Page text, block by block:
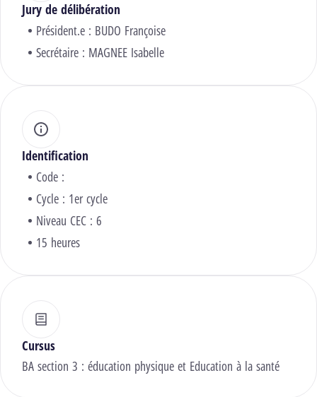
Jury de délibération
Président.e : BUDO Françoise
Secrétaire : MAGNEE Isabelle
Identification
Code :
Cycle : 1er cycle
Niveau CEC : 6
15 heures
Cursus
BA section 3 : éducation physique et Education à la santé